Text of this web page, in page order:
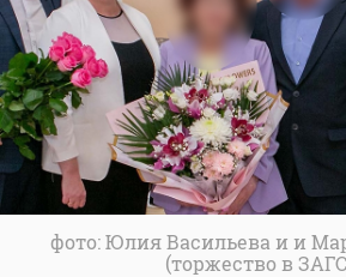
фото: Юлия Васильева и и
(торжество в